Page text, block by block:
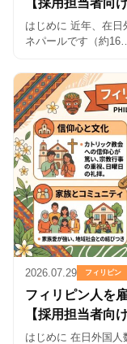
【採用担当者向
はじめに 近年、在
ネパールです（約16…
2026.07.29 フィリピン
フィリピン人を
【採用担当者向
はじめに 在日外国人